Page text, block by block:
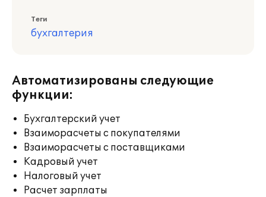
Теги
бухгалтерия
Автоматизированы следующие
функции:
Бухгалтерский учет
Взаиморасчеты с покупателями
Взаиморасчеты с поставщиками
Кадровый учет
Налоговый учет
Расчет зарплаты